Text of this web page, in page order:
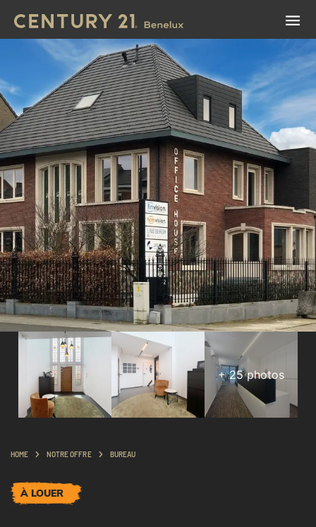
+25photos
HOME NOTRE OFFRE BUREAU
À LOUER